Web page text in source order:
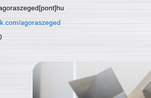
agoraszeged